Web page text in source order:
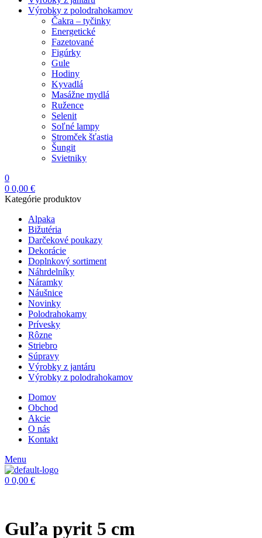
Výrobky z polodrahokamov
Čakra – tyčinky
Energetické
Fazetované
Figúrky
Gule
Hodiny
Kyvadlá
Masážne mydlá
Ružence
Selenit
Soľné lampy
Stromček šťastia
Šungit
Svietniky
0
0 0,00 €
Kategórie produktov
Alpaka
Bižutéria
Darčekové poukazy
Dekorácie
Doplnkový sortiment
Náhrdelníky
Náramky
Náušnice
Novinky
Polodrahokamy
Prívesky
Rôzne
Striebro
Súpravy
Výrobky z jantáru
Výrobky z polodrahokamov
Domov
Obchod
Akcie
O nás
Kontakt
Menu
0 0,00 €
Guľa pyrit 5 cm